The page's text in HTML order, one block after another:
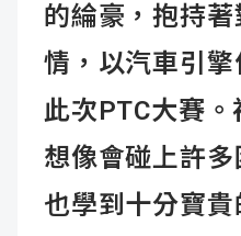
的綸豪，抱持
情，以汽車引
此次PTC大賽
想像會碰上許
也學到十分寶